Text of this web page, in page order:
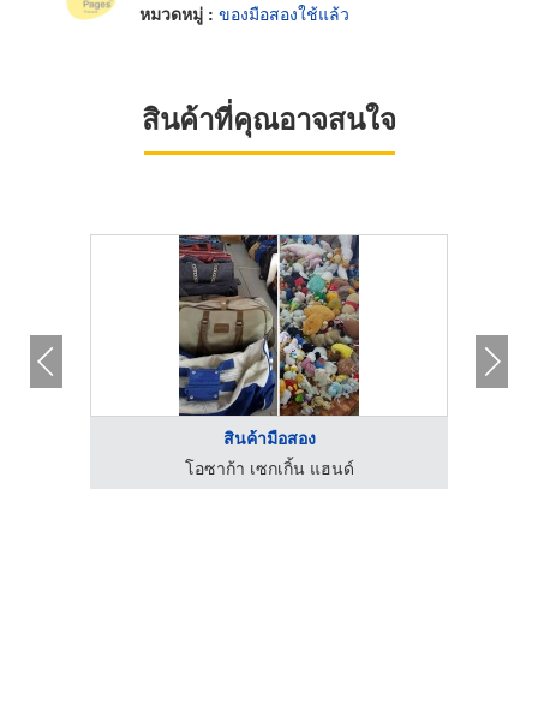
หมวดหมู่ : ของมือสองใช้แล้ว
สินค้าที่คุณอาจสนใจ
สินค้ามือสอง
โอซาก้า เซกเกิ้น แฮนด์